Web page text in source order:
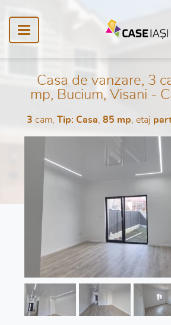
Casa de vanzare, 3
mp, Bucium, Visani -
3 cam, Tip: Casa 85 mp , etaj